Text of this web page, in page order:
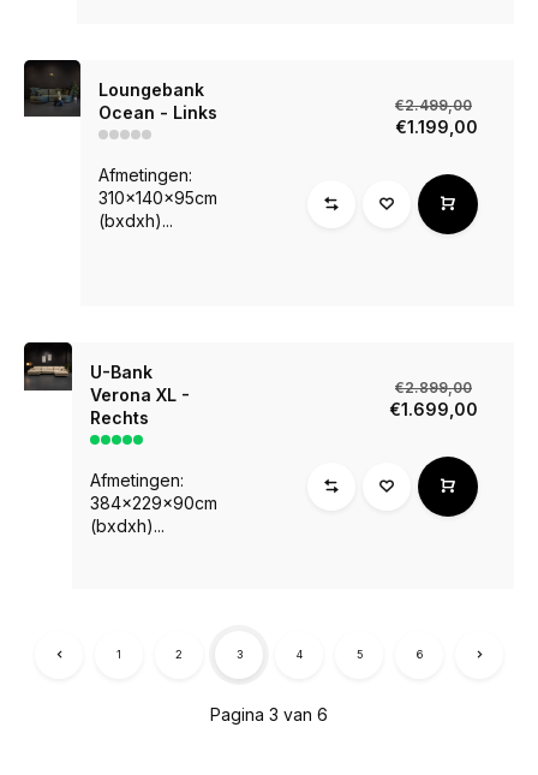
Loungebank
Ocean - Links
Afmetingen:
310x140x95cm
(bxdxh)...
€2.499,00
€1.199,00
U-Bank
Verona XL -
Rechts
Afmetingen:
384x229x90cm
(bxdxh)...
€2.899,00
€1.699,00
Pagina 3 van 6
1 2 3 4 5 6